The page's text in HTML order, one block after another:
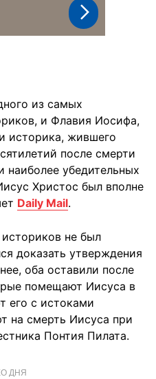
из самых
и Флавия Иосифа,
историка, жившего
после смерти
наиболее убедительных
Христос был вполне
Daily Mail.
не был
доказать утверждения
оба оставили после
помещают Иисуса в
его с истоками
на смерть Иисуса при
Понтия Пилата.
ДНЯ